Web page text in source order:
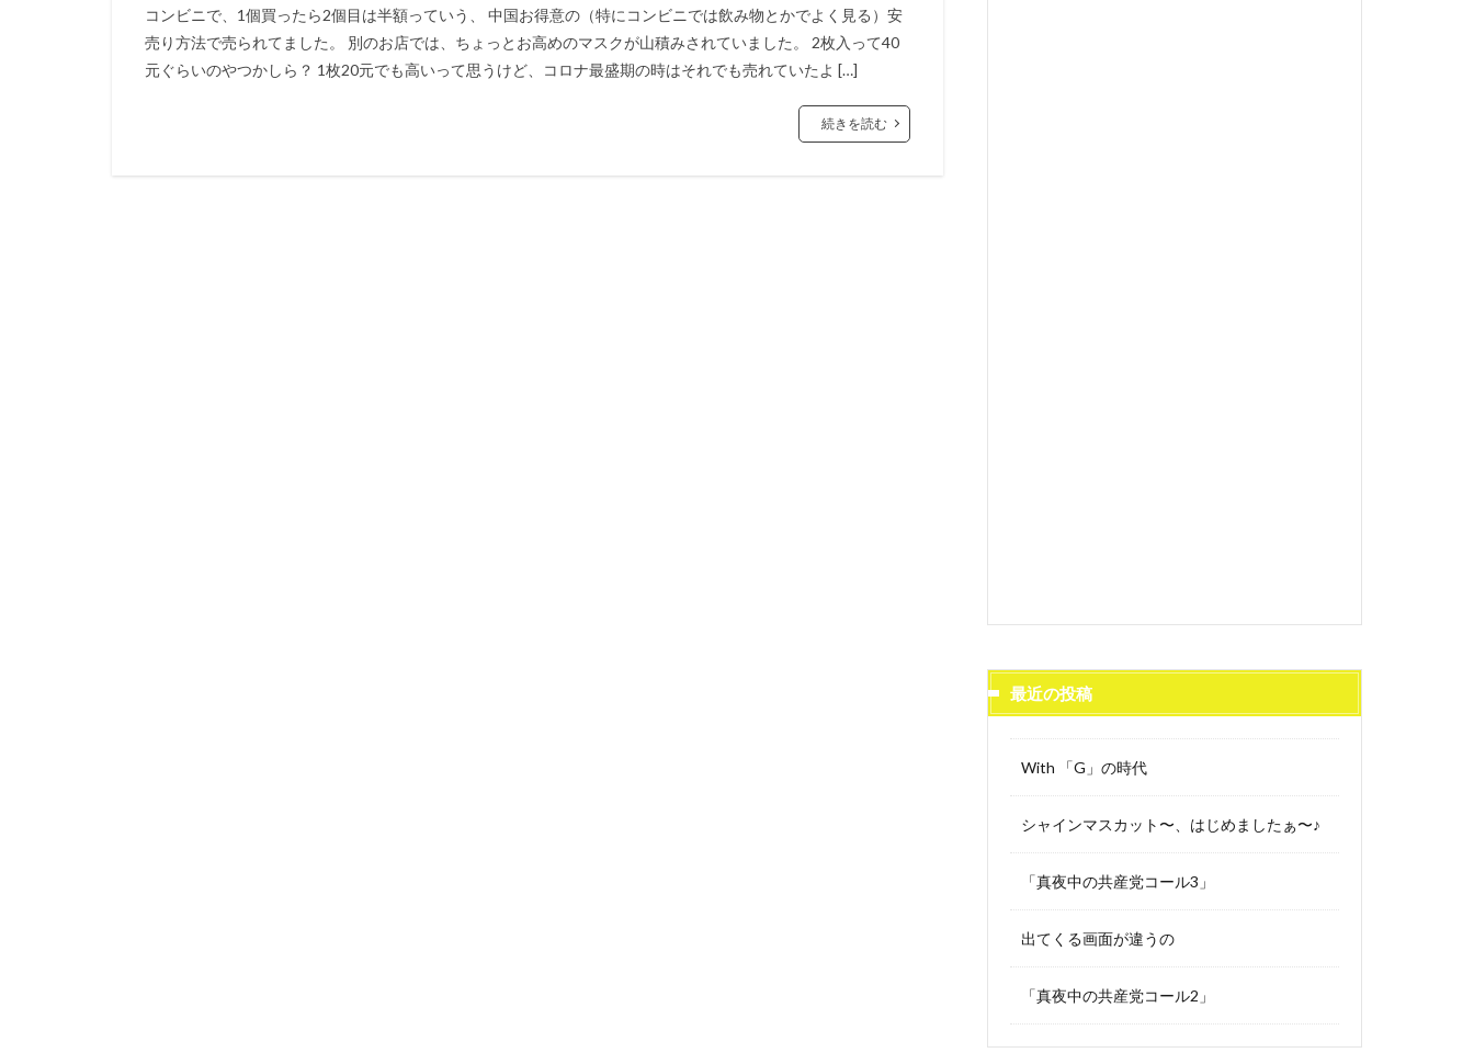
コンビニで、1個買ったら2個目は半額っていう、 中国お得意の（特にコンビニでは飲み物とかでよく見る）安
売り方法で売られてました。 別のお店では、ちょっとお高めのマスクが山積みされていました。 2枚入って40
元ぐらいのやつかしら？ 1枚20元でも高いって思うけど、コロナ最盛期の時はそれでも売れていたよ […]
続きを読む
最近の投稿
With 「G」の時代
シャインマスカット〜、はじめましたぁ〜♪
「真夜中の共産党コール3」
出てくる画面が違うの
「真夜中の共産党コール2」